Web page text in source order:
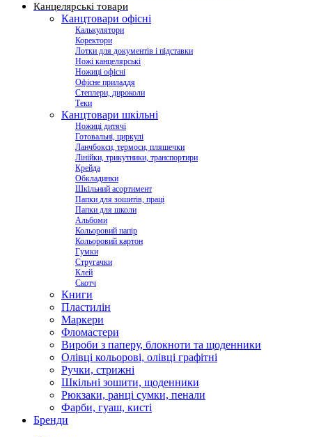
Канцелярські товари
Канцтовари офісні
Калькулятори
Коректори
Лотки для документів і підставки
Ножі канцелярські
Ножиці офісні
Офісне приладдя
Степлери, дироколи
Теки
Канцтовари шкільні
Ножиці дитячі
Готовальні, циркулі
Ланчбокси, термоси, пляшечки
Лінійки, трикутники, транспортири
Крейда
Обкладинки
Шкільний асортимент
Папки для зошитів, праці
Папки для школи
Альбоми
Кольоровий папір
Кольоровий картон
Гумки
Стругачки
Клей
Скотч
Книги
Пластилін
Маркери
Фломастери
Вироби з паперу, блокноти та щоденники
Олівці кольорові, олівці графітні
Ручки, стрижні
Шкільні зошити, щоденники
Рюкзаки, ранці сумки, пенали
Фарби, гуаш, кисті
Бренди